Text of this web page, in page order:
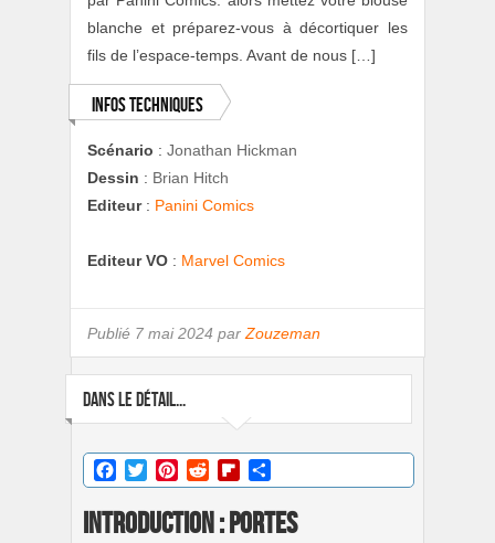
blanche et préparez-vous à décortiquer les
fils de l’espace-temps. Avant de nous […]
Infos techniques
Scénario : Jonathan Hickman
Dessin : Brian Hitch
Editeur: Panini Comics
Editeur VO : Marvel Comics
Publié 7 mai 2024 par Zouzeman
DANS LE DÉTAIL...
Facebook
TwitterPinterestRedditFlipboard
Introduction : Portes